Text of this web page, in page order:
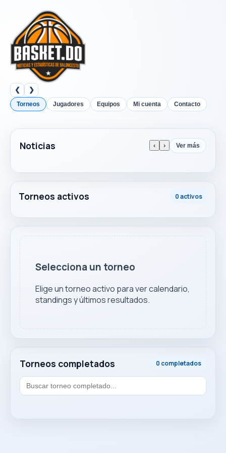
❮ ❯
Torneos Jugadores Equipos Mi cuenta Contacto
Noticias ‹ › Ver más
Torneos activos 0 activos
Torneos completados 0 completados
Selecciona un torneo
Elige un torneo activo para ver calendario,
standings y últimos resultados.